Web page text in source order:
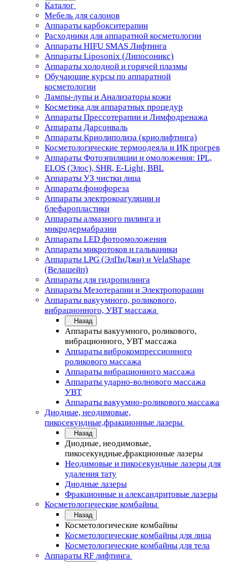
Каталог
Мебель для салонов
Аппараты карбокситерапии
Расходники для аппаратной косметологии
Аппараты HIFU SMAS Лифтинга
Аппараты Liposonix (Липосоникс)
Аппараты холодной и горячей плазмы
Обучающие курсы по аппаратной
косметологии
Лампы-лупы и Анализаторы кожи
Косметика для аппаратных процедур
Аппараты Прессотерапии и Лимфодренажа
Аппараты Дарсонваль
Аппараты Криолиполиза (криолифтинга)
Косметологические термоодеяла и ИК прогрев
Аппараты Фотоэпиляции и омоложения: IPL,
ELOS (Элос), SHR, E-Light, BBL
Аппараты УЗ чистки лица
Аппараты фонофореза
Аппараты электрокоагуляции и
блефаропластики
Аппараты алмазного пилинга и
микродермабразии
Аппараты LED фотоомоложения
Аппараты микротоков и гальваники
Аппараты LPG (ЭлПиДжи) и VelaShape
(Велашейп)
Аппараты для гидропилинга
Аппараты Мезотерапии и Электропорации
Аппараты вакуумного, роликового,
вибрационного, УВТ массажа
Назад
Аппараты вакуумного, роликового,
вибрационного, УВТ массажа
Аппараты виброкомпрессионного
роликового массажа
Аппараты вибрационного массажа
Аппараты ударно-волнового массажа
УВТ
Аппараты вакуумно-роликового массажа
Диодные, неодимовые,
пикосекундные,фракционные лазеры
Назад
Диодные, неодимовые,
пикосекундные,фракционные лазеры
Неодимовые и пикосекундные лазеры для
удаления тату
Диодные лазеры
Фракционные и александритовые лазеры
Косметологические комбайны
Назад
Косметологические комбайны
Косметологические комбайны для лица
Косметологические комбайны для тела
Аппараты RF лифтинга